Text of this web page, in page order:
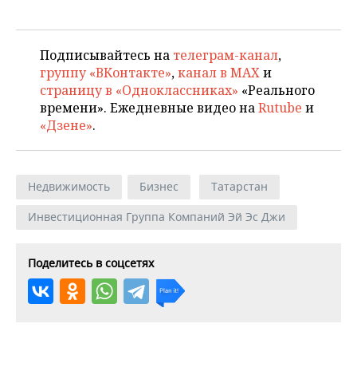
Подписывайтесь на телеграм-канал,
группу «ВКонтакте»,канал в MAXи
страницу в «Одноклассниках» «Реального
времени». Ежедневные видео наRutube и
«Дзене».
Недвижимость Бизнес
Татарстан
Инвестиционная Группа Компаний Эй Эс Джи
Поделитесь в соцсетях